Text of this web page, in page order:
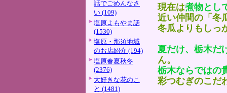
話でごめんなさ
い (109)
塩原よもやま話
(1530)
塩原・那須地域
のお店紹介 (194)
塩原春夏秋冬
(2376)
大好きな花のこ
と (1481)
現在は煮物とし
近い仲間の「冬
冬瓜よりもしっ
夏だけ、栃木だ
ん。
栃木ならではの
彩つむぎのこだ